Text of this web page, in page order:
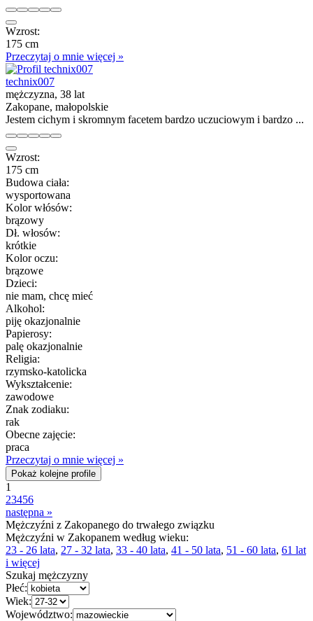
Wzrost:
175 cm
Przeczytaj o mnie więcej »
technix007
mężczyzna, 38 lat
Zakopane, małopolskie
Jestem cichym i skromnym facetem bardzo uczuciowym i bardzo ...
Wzrost:
175 cm
Budowa ciała:
wysportowana
Kolor włósów:
brązowy
Dł. włosów:
krótkie
Kolor oczu:
brązowe
Dzieci:
nie mam, chcę mieć
Alkohol:
piję okazjonalnie
Papierosy:
palę okazjonalnie
Religia:
rzymsko-katolicka
Wykształcenie:
zawodowe
Znak zodiaku:
rak
Obecne zajęcie:
praca
Przeczytaj o mnie więcej »
Pokaż kolejne profile
1
23456
następna »
Mężczyźni z Zakopanego do trwałego związku
Mężczyźni w Zakopanem według wieku:
23 - 26 lata, 27 - 32 lata, 33 - 40 lata, 41 - 50 lata, 51 - 60 lata, 61 lat
i więcej
Szukaj mężczyzny
Płeć:
Wiek:
Województwo: